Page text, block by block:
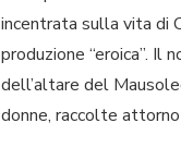
incentrata sulla vita di
produzione “eroica”. Il
dell’altare del
donne, raccolte